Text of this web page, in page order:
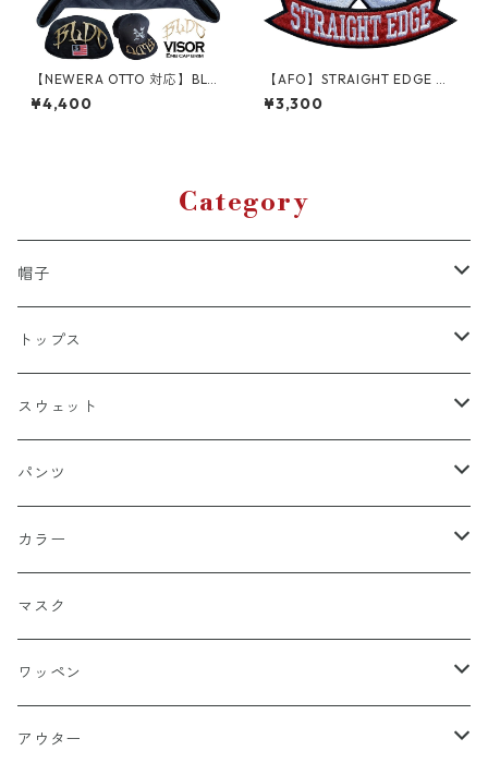
【NEWERA OTTO 対応】BLD
C VISOR WAPPEN バイザーア
ーチ ワッペン ロゴ ツバ裏 刺
¥4,400
【AFO】STRAIGHT EDGE W
APPEN 【ゆうパケット配送対
象商品】ストレートエッジ ハ
¥3,300
Category
帽子
キャップ
スナップバック
フィッテド（サイズ調整無）
ドゥラグ
スカルキャップ
ハンチング
ニットキャップ
ハット
トップス
Ｔシャツ
半袖
長袖
シャツ（半袖）
シャツ（長袖）
トレーナー
パーカー
ジップアップ
ロンＴ
スウェット
トレーナー
パーカー
パンツ
ハーフ
ロング
ストレート
ルーズ
カラー
ブラック
ネイビー
グレー
マスク
ワッペン
ロゴ
アウター